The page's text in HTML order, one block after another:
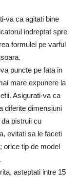
va ca agitati bine
indreptat spre
formulei pe varful
puncte pe fata in
mare expunere la
Asigurati-va ca
diferite dimensiuni
pistruii cu
evitati sa le faceti
orice tip de model
asteptati intre 15